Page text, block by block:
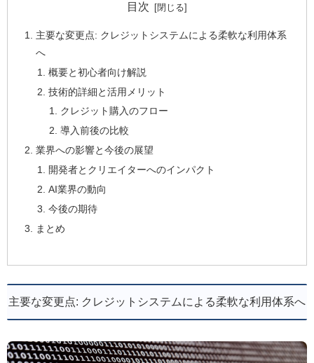
目次
主要な変更点: クレジットシステムによる柔軟な利用体系
へ
概要と初心者向け解説
技術的詳細と活用メリット
クレジット購入のフロー
導入前後の比較
業界への影響と今後の展望
開発者とクリエイターへのインパクト
AI業界の動向
今後の期待
まとめ
主要な変更点: クレジットシステムによる柔軟な利用体系へ